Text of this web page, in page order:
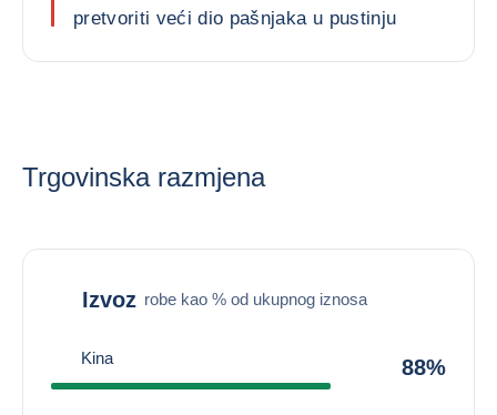
pretvoriti veći dio pašnjaka u pustinju
Trgovinska razmjena
Izvoz robe kao % od ukupnog iznosa
Kina 88%